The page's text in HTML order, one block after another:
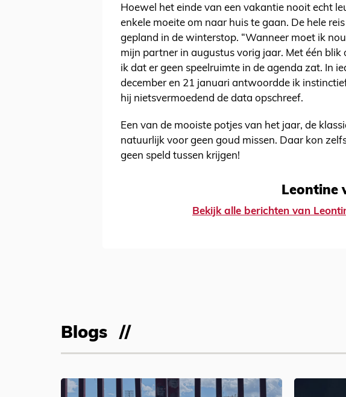
Hoewel het einde van een vakantie nooit echt
enkele moeite om naar huis te gaan. De hele
gepland in de winterstop. “Wanneer moet ik
mijn partner in augustus vorig jaar. Met één
ik dat er geen speelruimte in de agenda zat. In
december en 21 januari antwoordde ik
hij nietsvermoedend de data opschreef.
Een van de mooiste potjes van het jaar, de
natuurlijk voor geen goud missen. Daar kon
geen speld tussen krijgen!
Leontine
Bekijk alle berichten van
Blogs